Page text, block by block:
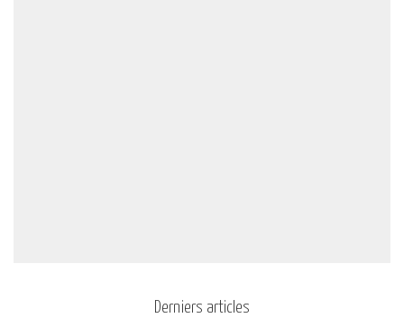
Derniers articles